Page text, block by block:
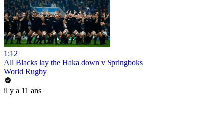
1:12
All Blacks lay the Haka down v Springboks
World Rugby
il y a 11 ans